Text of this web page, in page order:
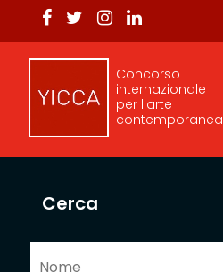
Concorso
internazionale
per l'arte
contemporanea
Cerca